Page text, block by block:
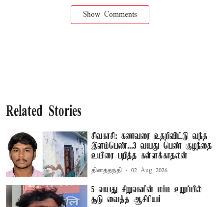
Show Comments
Related Stories
சிவகாசி: கணவரை உதறிவிட்டு வந்த
இளம்பெண்...3 வயது பெண் குழந்தை
உயிரை பறித்த கள்ளக்காதலன்
தினத்தந்தி 02 Aug 2026
5 வயது சிறுவனின் மர்ம உறுப்பில்
சூடு வைத்த ஆசிரியர்